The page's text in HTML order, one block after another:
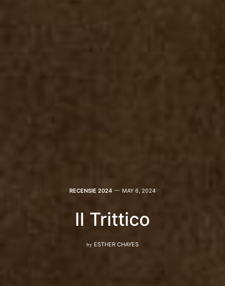
RECENSIE 2024 MAY 6, 2024
Il Trittico
by ESTHER CHAYES